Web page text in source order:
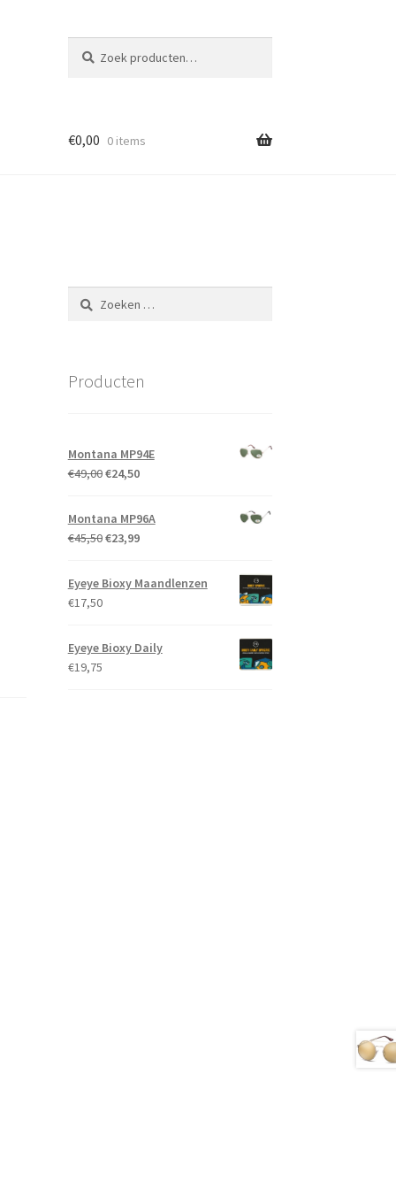
naar:
€0,00 0 items
Zoeken
naar:
Producten
Montana MP94E
€49,00Oorspronkelijke
was:
€49,00.
€24,50Huidige
is:
€24,50.
Montana MP96A
€45,50Oorspronkelijke
was:
€45,50.
€23,99Huidige
is:
Eyeye Bioxy Maandlenzen
€17,50
Eyeye Bioxy Daily
€19,75